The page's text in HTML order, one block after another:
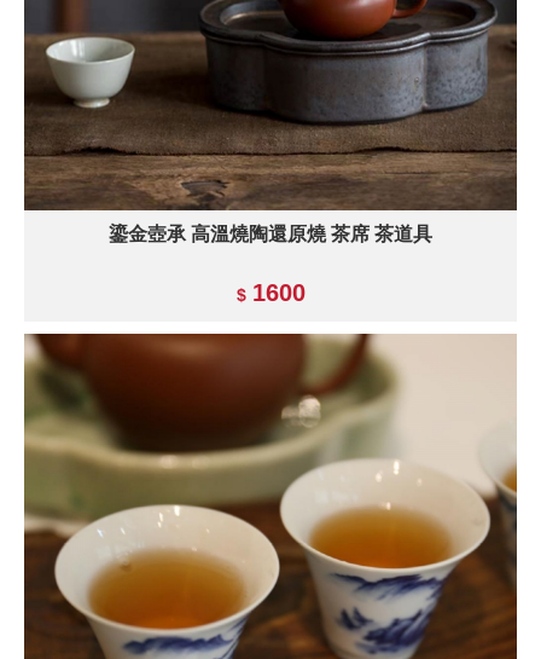
鎏金壺承 高溫燒陶還原燒 茶席 茶道具
1600